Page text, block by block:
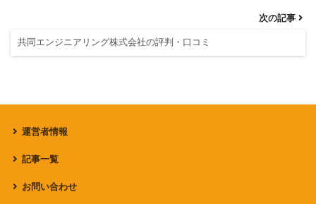
次の記事
共同エンジニアリング株式会社の評判・口コミ
運営者情報
記事一覧
お問い合わせ